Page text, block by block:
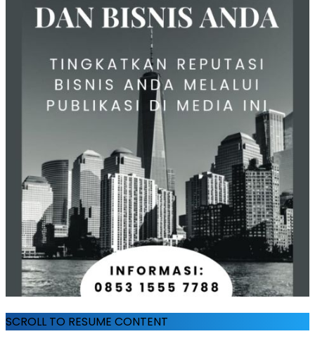
SCROLL TO RESUME CONTENT